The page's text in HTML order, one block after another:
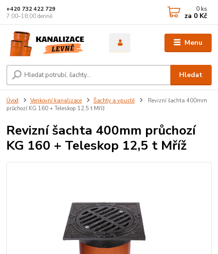
Menu
Hledat
+420 732 422 729
7:00–18:00 denně
0 ks
za 0 Kč
Úvod Venkovní kanalizace Šachty a vpustě
Revizní šachta 400mm
průchozí KG 160 + Teleskop 12,5 t Mříž
Revizní šachta 400mm průchozí
KG 160 + Teleskop 12,5 t Mříž